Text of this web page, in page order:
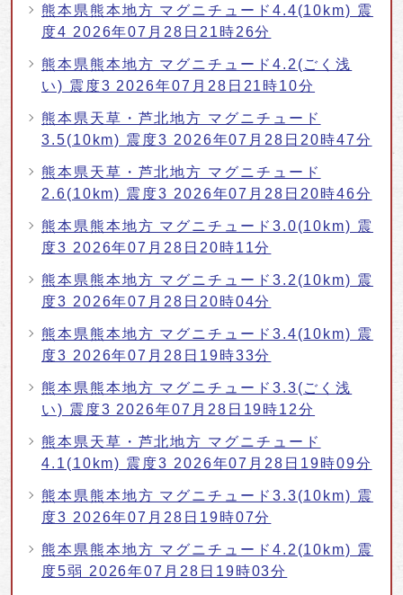
熊本県熊本地方 マグニチュード4.4(10km) 震
度4 2026年07月28日21時26分
熊本県熊本地方 マグニチュード4.2(ごく浅
い) 震度3 2026年07月28日21時10分
熊本県天草・芦北地方 マグニチュード
3.5(10km) 震度3 2026年07月28日20時47分
熊本県天草・芦北地方 マグニチュード
2.6(10km) 震度3 2026年07月28日20時46分
熊本県熊本地方 マグニチュード3.0(10km) 震
度3 2026年07月28日20時11分
熊本県熊本地方 マグニチュード3.2(10km) 震
度3 2026年07月28日20時04分
熊本県熊本地方 マグニチュード3.4(10km) 震
度3 2026年07月28日19時33分
熊本県熊本地方 マグニチュード3.3(ごく浅
い) 震度3 2026年07月28日19時12分
熊本県天草・芦北地方 マグニチュード
4.1(10km) 震度3 2026年07月28日19時09分
熊本県熊本地方 マグニチュード3.3(10km) 震
度3 2026年07月28日19時07分
熊本県熊本地方 マグニチュード4.2(10km) 震
度5弱 2026年07月28日19時03分